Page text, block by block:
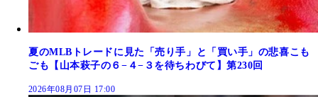
夏のMLBトレードに見た「売り手」と「買い手」の悲喜こも
ごも【山本萩子の６−４−３を待ちわびて】第230回
2026年08月07日 17:00